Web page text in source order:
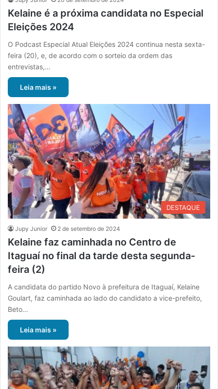
Kelaine é a próxima candidata no Especial
Eleições 2024
O Podcast Especial Atual Eleições 2024 continua nesta sexta-
feira (20), e, de acordo com o sorteio da ordem das
entrevistas,…
Leia mais »
DESTAQUE
Jupy Junior 2 de setembro de 2024
Kelaine faz caminhada no Centro de
Itaguaí no final da tarde desta segunda-
feira (2)
A candidata do partido Novo à prefeitura de Itaguaí, Kelaine
Goulart, faz caminhada ao lado do candidato a vice-prefeito,
Beto…
Leia mais »